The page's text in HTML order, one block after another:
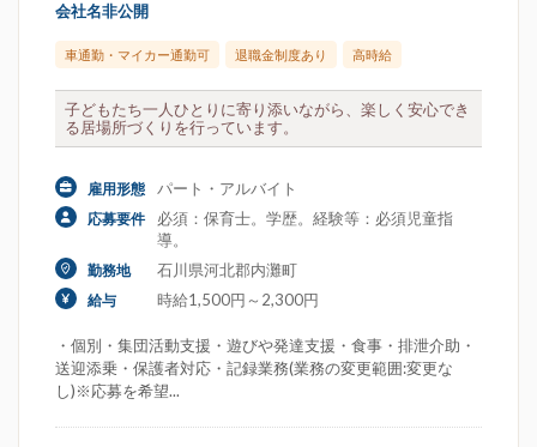
会社名非公開
車通勤・マイカー通勤可 退職金制度あり 高時給
子どもたち一人ひとりに寄り添いながら、楽しく安心でき
る居場所づくりを行っています。
雇用形態 パート・アルバイト
応募要件
必須：保育士。学歴。経験等：必須児童指
導。
勤務地 石川県河北郡内灘町
給与 時給1,500円～2,300円
・個別・集団活動支援・遊びや発達支援・食事・排泄介助・
送迎添乗・保護者対応・記録業務(業務の変更範囲:変更な
し)※応募を希望...